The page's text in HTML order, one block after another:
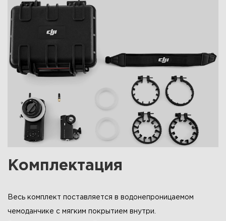
Комплектация
Весь комплект поставляется в водонепроницаемом
чемоданчике с мягким покрытием внутри.